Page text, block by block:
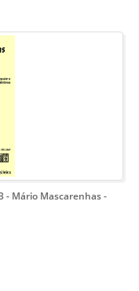
- Mário Mascarenhas-